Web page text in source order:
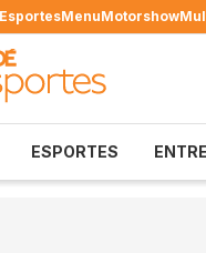
EsportesMenuMotorshow
ESPORTES